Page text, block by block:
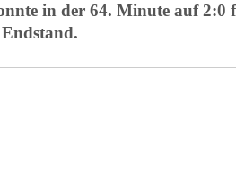
in der 64. Minute auf 2:0